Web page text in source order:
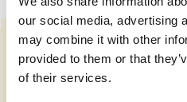
our social media, advertising
may combine it with other
provided to them or that
of their services.